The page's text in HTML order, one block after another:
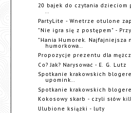
20 bajek do czytania dzieciom
...
PartyLite - Wnetrze otulone
"Nie igra się z postępem" -
"Hania Humorek. Najfajniejsza
humorkowa...
Propozycje prezentu dla
Co? Jak? Narysować - E. G. Lutz
Spotkanie krakowskich
upomink...
Spotkanie krakowskich
Kokosowy skarb - czyli słów
Ulubione książki - luty